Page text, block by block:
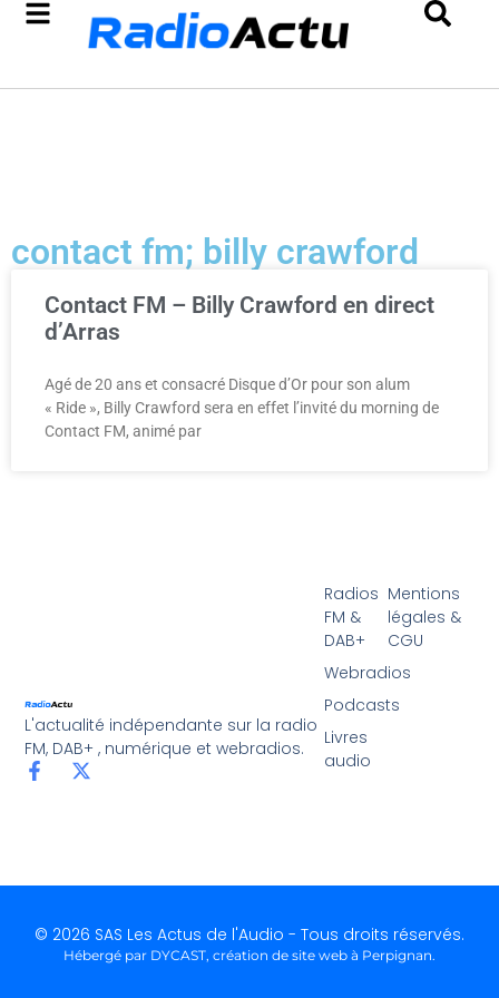
contact fm; billy crawford
Contact FM – Billy Crawford en direct
d’Arras
Agé de 20 ans et consacré Disque d’Or pour son alum
« Ride », Billy Crawford sera en effet l’invité du morning de
Contact FM, animé par
L'actualité indépendante sur la radio
FM, DAB+ , numérique et webradios.
Radios
FM &
DAB+
Webradios
Podcasts
Livres
audio
Mentions
légales &
CGU
© 2026 SAS Les Actus de l'Audio - Tous droits réservés.
Hébergé par DYCAST, création de site web à Perpignan.